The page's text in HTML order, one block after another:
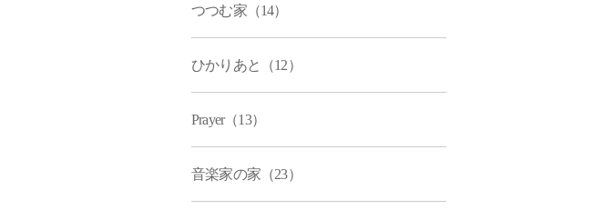
つつむ家（14）
ひかりあと（12）
Prayer（13）
音楽家の家（23）